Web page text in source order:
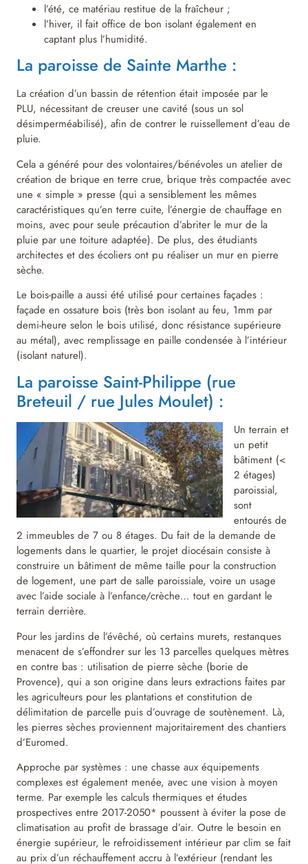
l’été, ce matériau restitue de la fraîcheur ;
l’hiver, il fait office de bon isolant également en
captant plus l’humidité.
La paroisse de Sainte Marthe :
La création d’un bassin de rétention était imposée par le
PLU, nécessitant de creuser une cavité (sous un sol
désimperméabilisé), afin de contrer le ruissellement d’eau de
pluie.
Cela a généré pour des volontaires/bénévoles un atelier de
création de brique en terre crue, brique très compactée avec
une « simple » presse (qui a sensiblement les mêmes
caractéristiques qu’en terre cuite, l’énergie de chauffage en
moins, avec pour seule précaution d’abriter le mur de la
pluie par une toiture adaptée). De plus, des étudiants
architectes et des écoliers ont pu réaliser un mur en pierre
sèche.
Le bois-paille a aussi été utilisé pour certaines façades :
façade en ossature bois (très bon isolant au feu, 1mm par
demi-heure selon le bois utilisé, donc résistance supérieure
au métal), avec remplissage en paille condensée à l’intérieur
(isolant naturel).
La paroisse Saint-Philippe (rue
Breteuil / rue Jules Moulet) :
Un terrain et
un petit
bâtiment (<
2 étages)
paroissial,
sont
entourés de
2 immeubles de 7 ou 8 étages. Du fait de la demande de
logements dans le quartier, le projet diocésain consiste à
construire un bâtiment de même taille pour la construction
de logement, une part de salle paroissiale, voire un usage
avec l’aide sociale à l’enfance/crèche… tout en gardant le
terrain derrière.
Pour les jardins de l’évêché, où certains murets, restanques
menacent de s’effondrer sur les 13 parcelles quelques mètres
en contre bas : utilisation de pierre sèche (borie de
Provence), qui a son origine dans leurs extractions faites par
les agriculteurs pour les plantations et constitution de
délimitation de parcelle puis d’ouvrage de soutènement. Là,
les pierres sèches proviennent majoritairement des chantiers
d’Euromed.
Approche par systèmes : une chasse aux équipements
complexes est également menée, avec une vision à moyen
terme. Par exemple les calculs thermiques et études
prospectives entre 2017-2050* poussent à éviter la pose de
climatisation au profit de brassage d’air. Outre le besoin en
énergie supérieur, le refroidissement intérieur par clim se fait
au prix d’un réchauffement accru à l’extérieur (rendant les